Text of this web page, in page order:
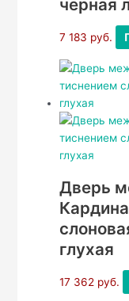
черная
7 183 руб.
Дверь
глухая
17 362 руб.